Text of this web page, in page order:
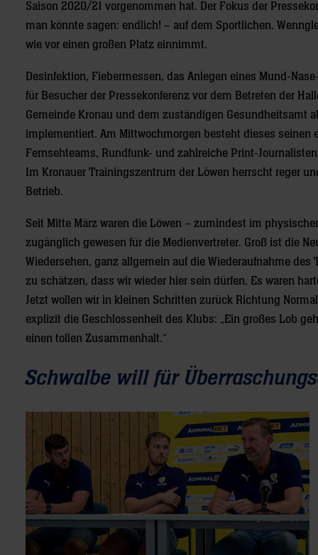
Saison 2020/21 vorgenommen hat. Der Fokus der
man könnte sagen: endlich! – auf dem Sportlichen.
wie vor einen großen Platz einnimmt.
Desinfektion, Fiebermessen, das Anlegen eines Mund-
für Besucher der Pressekonferenz vor dem Betreten der
Gemeinde Kronau und dem zuständigen Gesundheitsamt
implementiert. Am Mittwochmorgen besteht dieses seinen
Fernsehteams, Rundfunk- und zahlreiche Print-
Im Kronauer Trainingszentrum der Löwen herrscht reger
Betrieb.
Seit Mitte März waren die Löwen – zumindest im
zugänglich gewesen für die Medienvertreter. Groß ist die
Wiedersehen, ganz allgemein auf die Wiederaufnahme des
zu schätzen, dass wir wieder hier sein dürfen. Es waren
Jetzt wollen wir in kleinen Schritten zurück Richtung
explizit die Geschlossenheit des Klubs: „Ein großes Lob
einen tollen Zusammenhalt.“
Schwalbe will für